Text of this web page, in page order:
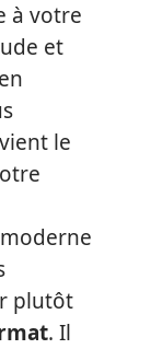
à votre
et
le
plutôt
. Il